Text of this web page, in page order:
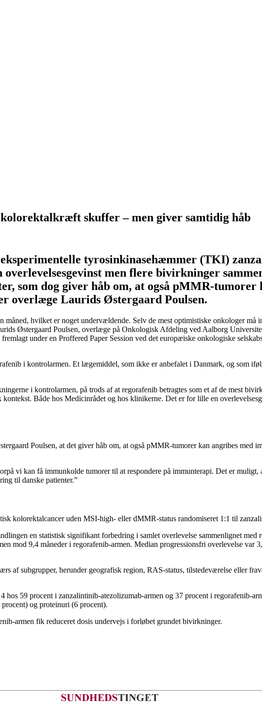
skuffer – men giver samtidig håb
tyrosinkinasehæmmer (TKI)
men flere bivirkninger
som dog giver håb om, at også pMMR-tumorer
overlæge Laurids Østergaard Poulsen.
hvilket er noget undervældende. Selv de mest optimistiske onkologer må
Østergaard Poulsen, overlæge på Onkologisk Afdeling ved Aalborg
under en Proffered Paper Session ved det europæiske onkologiske
i kontrolarmen. Et lægemiddel, som ikke er anbefalet i Danmark, og som
i kontrolarmen, på trods af at regorafenib betragtes som et af de mest
Både hos Medicinrådet og hos klinikerne. Det er for lille en
Poulsen, at det giver håb om, at også pMMR-tumorer kan angribes med
vi kan få immunkolde tumorer til at respondere på immunterapi. Det er
til danske patienter.”
kolorektalcancer uden MSI-high- eller dMMR-status randomiseret 1:1 til
en statistisk signifikant forbedring i samlet overlevelse sammenlignet
mod 9,4 måneder i regorafenib-armen. Median progressionsfri overlevelse var
af subgrupper, herunder geografisk region, RAS-status, tilstedeværelse eller
hos 59 procent i zanzalintinib-atezolizumab-armen og 37 procent i regorafenib-
og proteinuri (6 procent).
armen fik reduceret dosis undervejs i forløbet grundet bivirkninger.